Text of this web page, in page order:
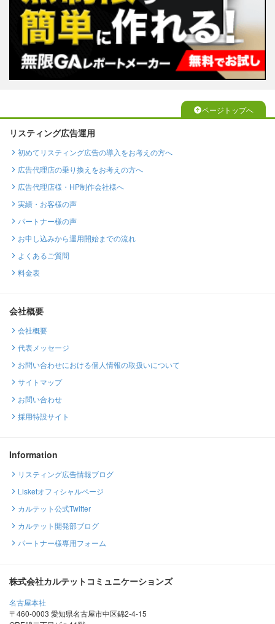
ページトップへ
リスティング広告運用
初めてリスティング広告の導入をお考えの方へ
広告代理店の乗り換えをお考えの方へ
広告代理店様・HP制作会社様へ
実績・お客様の声
パートナー様の声
お申し込みから運用開始までの流れ
よくあるご質問
料金表
会社概要
会社概要
代表メッセージ
お問い合わせにおける個人情報の取扱いについて
サイトマップ
お問い合わせ
採用特設サイト
Information
リスティング広告情報ブログ
Lisketオフィシャルページ
カルテット公式Twitter
カルテット開発部ブログ
パートナー様専用フォーム
株式会社カルテットコミュニケーションズ
名古屋本社
〒460-0003 愛知県名古屋市中区錦2-4-15